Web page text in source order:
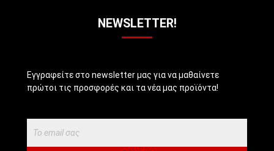
NEWSLETTER!
Εγγραφείτε στο newsletter μας για να μαθαίνετε
πρώτοι τις προσφορές και τα νέα μας προϊόντα!